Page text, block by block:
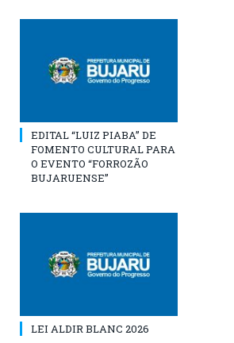
EDITAL “LUIZ PIABA” DE
FOMENTO CULTURAL PARA
O EVENTO “FORROZÃO
BUJARUENSE”
LEI ALDIR BLANC 2026